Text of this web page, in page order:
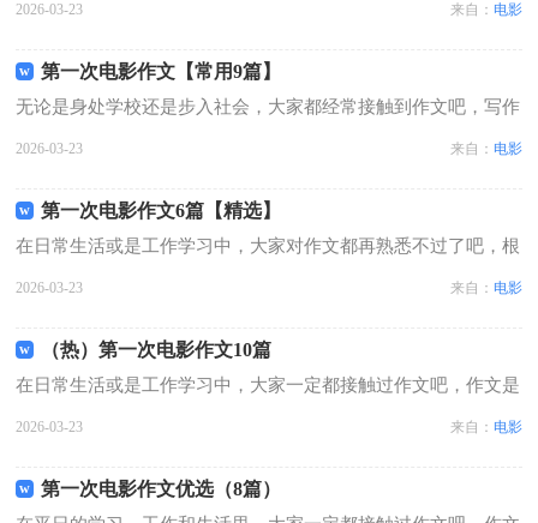
2026-03-23 来自： 电影
第一次电影作文【常用9篇】
无论是身处学校还是步入社会，大家都经常接触到作文吧，写作
2026-03-23 来自： 电影
第一次电影作文6篇【精选】
在日常生活或是工作学习中，大家对作文都再熟悉不过了吧，根
2026-03-23 来自： 电影
（热）第一次电影作文10篇
在日常生活或是工作学习中，大家一定都接触过作文吧，作文是
2026-03-23 来自： 电影
第一次电影作文优选（8篇）